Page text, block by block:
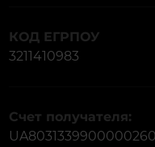
КОД ЕГРПОУ
3211410983
Счет получателя: